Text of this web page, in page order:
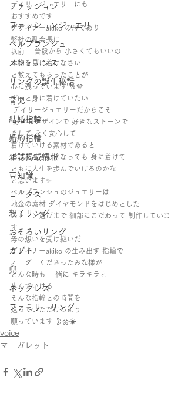
ファッション
ファッションジュエリー
ベルブランシュ
メンテナンス
リングの誕生秘話
育児
結婚指輪
婚約指輪
雑誌掲載情報
豆知識
ロータス
親子リング
おそろいリング
カブト
兜
ネックレス
ファミリーリング
デイリージュエリーにも
おすすめです
デザイナーakiko の母であり
弊社の副会長に
以前 「普段から 小さくてもいいの
本物を見に着けなさい」
と教えてもらったことが
心に残っています 🥂💚
ずっと身に着けていたい
デイリージュエリーだからこそ
好きなデザインで 好きなストーンで
そして 永く安心して
着けていける素材であると
おばあちゃんになっても 身に着けて
ともに人生を歩んでいけるのかな
と思います✨
ベルブランシュのジュエリーは
地金の素材 ダイヤモンドをはじめとした
ストーン選びまで 細部にこだわって 制作していま
す
母の想いを受け継いだ
デザイナーakiko の生み出す 指輪で
オーダーくださったみな様が
どんな時も 一緒に キラキラと
歩んでいける
そんな指輪との時間を
送っていただけるよう
願っています 🌛🌼☀
voice
マーガレット